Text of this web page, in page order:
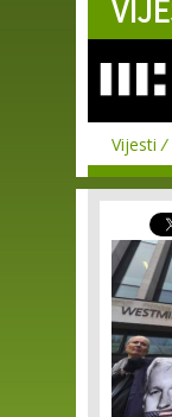
Vijesti